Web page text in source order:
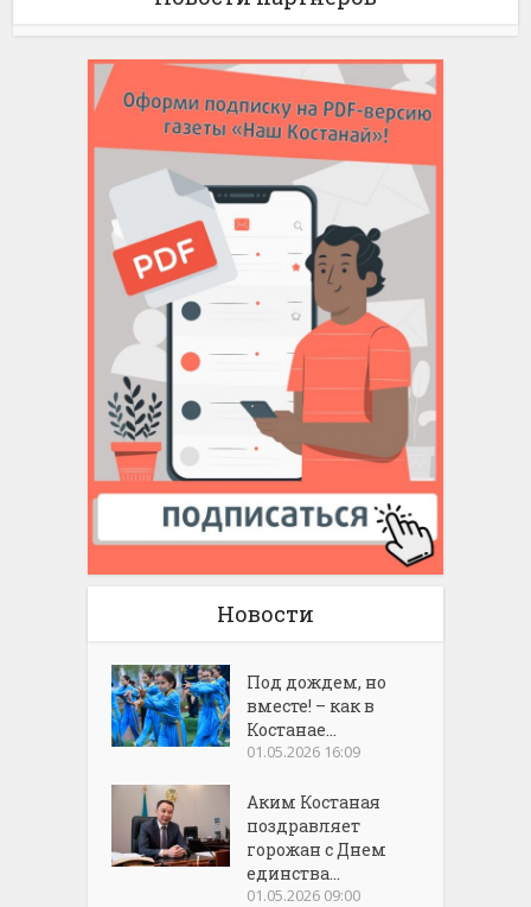
Новости
Под дождем, но
вместе! – как в
Костанае...
01.05.2026 16:09
Аким Костаная
поздравляет
горожан с Днем
единства...
01.05.2026 09:00